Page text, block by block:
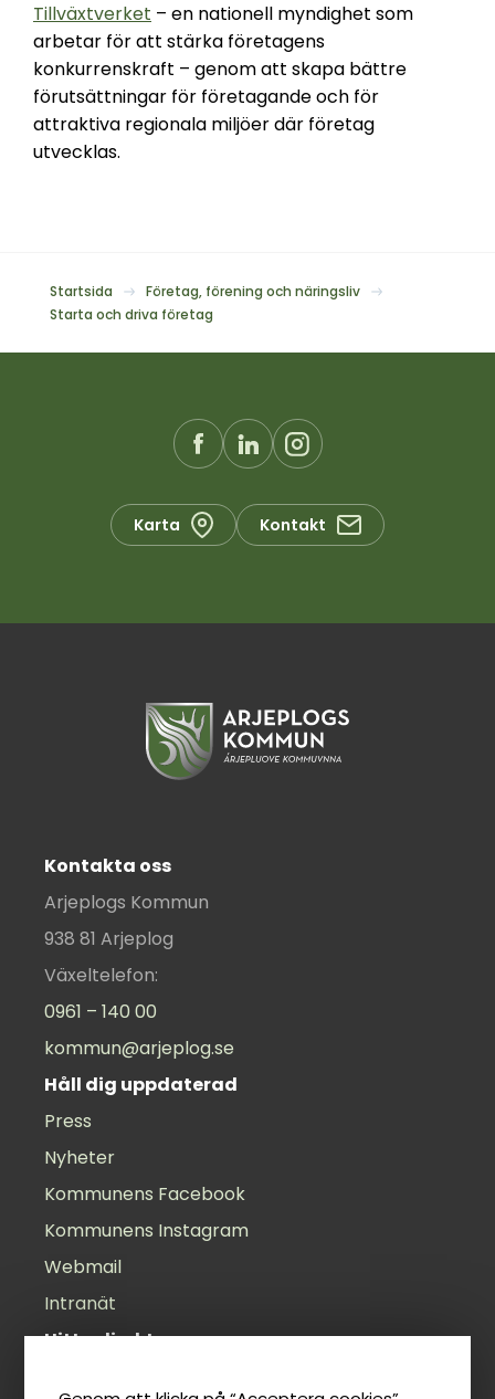
Tillväxtverket – en nationell myndighet som
arbetar för att stärka företagens
konkurrenskraft – genom att skapa bättre
förutsättningar för företagande och för
attraktiva regionala miljöer där företag
utvecklas.
Startsida
Företag, förening och näringsliv
Starta och driva företag
Karta Kontakt
Kontakta oss
Arjeplogs Kommun
938 81 Arjeplog
Växeltelefon:
0961 – 140 00
kommun@arjeplog.se
Håll dig uppdaterad
Press
Nyheter
Kommunens Facebook
Kommunens Instagram
Webmail
Intranät
Hitta direkt